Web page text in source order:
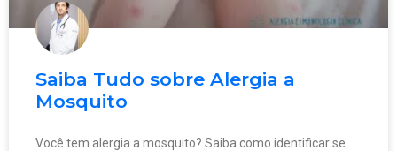
Saiba Tudo sobre Alergia a
Mosquito
Você tem alergia a mosquito? Saiba como identificar se